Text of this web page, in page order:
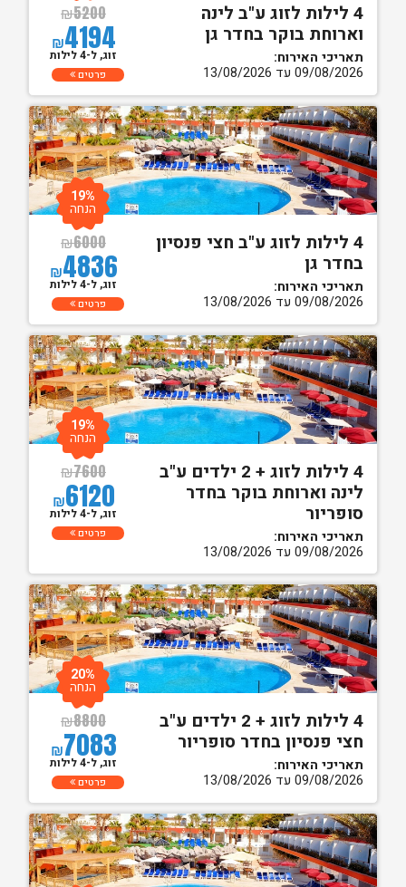
4 לילות לזוג ע"ב לינה
וארוחת בוקר בחדר גן
תאריכי האירוח:
09/08/2026 עד 13/08/2026
₪5200
₪4194
זוג, ל-4 לילות
פרטים
4 לילות לזוג ע"ב חצי פנסיון
בחדר גן
תאריכי האירוח:
09/08/2026 עד 13/08/2026
₪6000
₪4836
19%
הנחה
זוג, ל-4 לילות
פרטים
4 לילות לזוג + 2 ילדים ע"ב
לינה וארוחת בוקר בחדר
סופריור
תאריכי האירוח:
09/08/2026 עד 13/08/2026
₪7600
₪6120
19%
הנחה
זוג, ל-4 לילות
פרטים
4 לילות לזוג + 2 ילדים ע"ב
חצי פנסיון בחדר סופריור
תאריכי האירוח:
09/08/2026 עד 13/08/2026
₪8800
₪7083
20%
הנחה
זוג, ל-4 לילות
פרטים